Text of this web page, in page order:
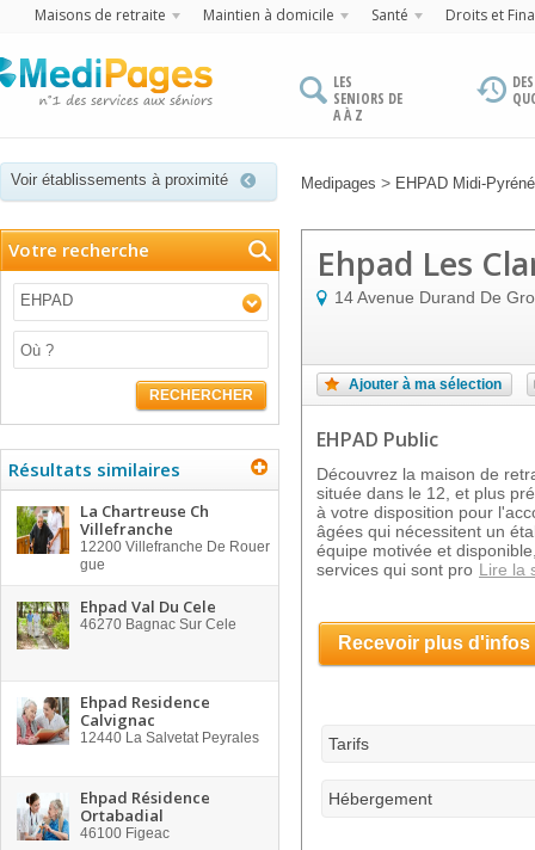
Maisons de retraite Maintien à domicile Santé Droits et
LES
SENIORS DE
A À Z
Voir établissements à proximité Medipages > EHPAD Midi-
Votre recherche
EHPAD
RECHERCHER
Résultats similaires
La Chartreuse Ch
Villefranche
12200 Villefranche De Rouer
gue
Ehpad Val Du Cele
46270 Bagnac Sur Cele
Ehpad Residence
Calvignac
12440 La Salvetat Peyrales
Ehpad Résidence
Ortabadial
46100 Figeac
Ehpad Les
14 Avenue Durand De
Ajouter à ma sélection
EHPAD Public
Découvrez la maison de
située dans le 12, et plus
à votre disposition pour
âgées qui nécessitent un
équipe motivée et
services qui sont pro Lire la
Recevoir plus d'infos
Tarifs
Hébergement